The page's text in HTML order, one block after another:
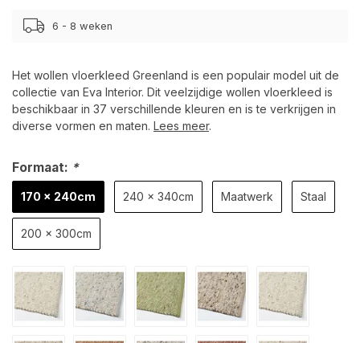
6 - 8 weken
Het wollen vloerkleed Greenland is een populair model uit de
collectie van Eva Interior. Dit veelzijdige wollen vloerkleed is
beschikbaar in 37 verschillende kleuren en is te verkrijgen in
diverse vormen en maten. Lees meer.
Formaat: *
170 x 240cm 240 x 340cm Maatwerk Staal
200 x 300cm